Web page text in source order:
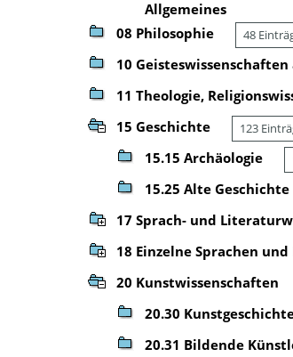
Allgemeines
08 Philosophie 48
10
11 Theologie,
15 Geschichte 123
15.15 Archäologie
15.25 Alte Geschichte
17 Sprach- und
18 Einzelne Sprachen
20 Kunstwissenschaften
20.30
20.31 Bildende